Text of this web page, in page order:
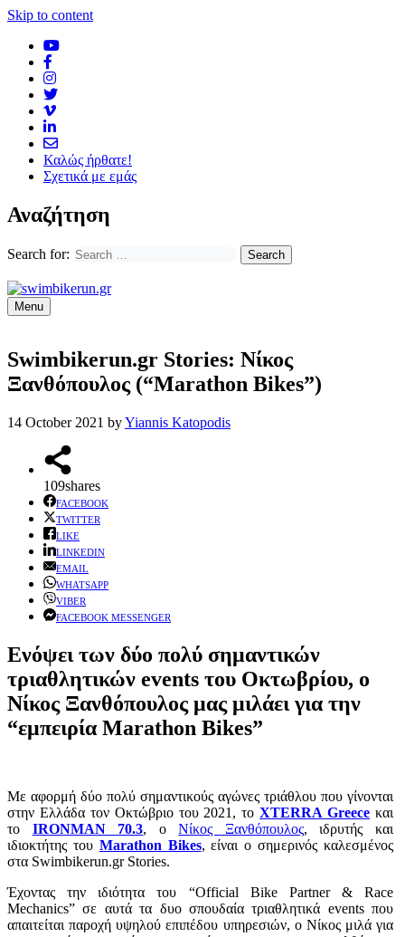
Skip to content
Καλώς ήρθατε!
Σχετικά με εμάς
Αναζήτηση
Search for:
Menu
Swimbikerun.gr Stories: Νίκος
Ξανθόπουλος (“Marathon Bikes”)
14 October 2021 byYiannis Katopodis
109shares
FACEBOOK
TWITTER
LIKE
LINKEDIN
EMAIL
WHATSAPP
VIBER
FACEBOOK MESSENGER
Ενόψει των δύο πολύ σημαντικών
τριαθλητικών events του Οκτωβρίου, ο
Νίκος Ξανθόπουλος μας μιλάει για την
“εμπειρία Marathon Bikes”
Με αφορμή δύο πολύ σημαντικούς αγώνες τριάθλου που γίνονται
στην Ελλάδα τον Οκτώβριο του 2021, τοXTERRA Greece και
το IRONMAN 70.3, οΝίκος Ξανθόπουλος, ιδρυτής και
ιδιοκτήτης του Marathon Bikes, είναι ο σημερινός καλεσμένος
στα Swimbikerun.gr Stories.
Έχοντας την ιδιότητα του “Official Bike Partner & Race
Mechanics” σε αυτά τα δυο σπουδαία τριαθλητικά events που
απαιτείται παροχή υψηλού επιπέδου υπηρεσιών, o Νίκος μιλά για